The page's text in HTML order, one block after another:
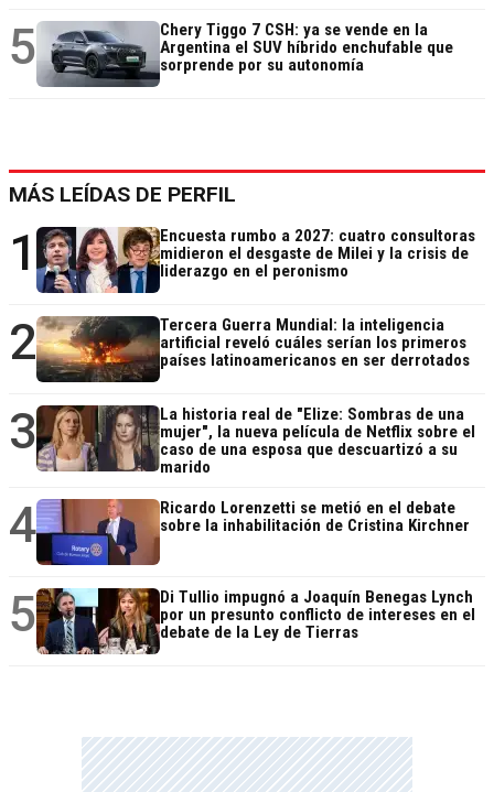
5
Chery Tiggo 7 CSH: ya se vende en la
Argentina el SUV híbrido enchufable que
sorprende por su autonomía
MÁS LEÍDAS DE PERFIL
1
Encuesta rumbo a 2027: cuatro consultoras
midieron el desgaste de Milei y la crisis de
liderazgo en el peronismo
2
Tercera Guerra Mundial: la inteligencia
artificial reveló cuáles serían los primeros
países latinoamericanos en ser derrotados
3
La historia real de "Elize: Sombras de una
mujer", la nueva película de Netflix sobre el
caso de una esposa que descuartizó a su
marido
4
Ricardo Lorenzetti se metió en el debate
sobre la inhabilitación de Cristina Kirchner
5
Di Tullio impugnó a Joaquín Benegas Lynch
por un presunto conflicto de intereses en el
debate de la Ley de Tierras